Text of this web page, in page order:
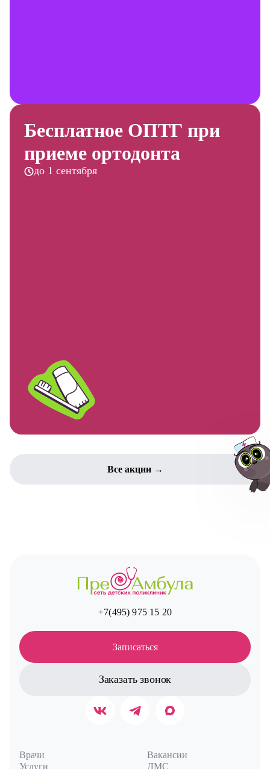
Бесплатное ОПТГ при
приеме ортодонта
до 1 сентября
Все акции →
+7(495) 975 15 20
Записаться
Заказать звонок
Врачи
Услуги
Вакансии
ДМС